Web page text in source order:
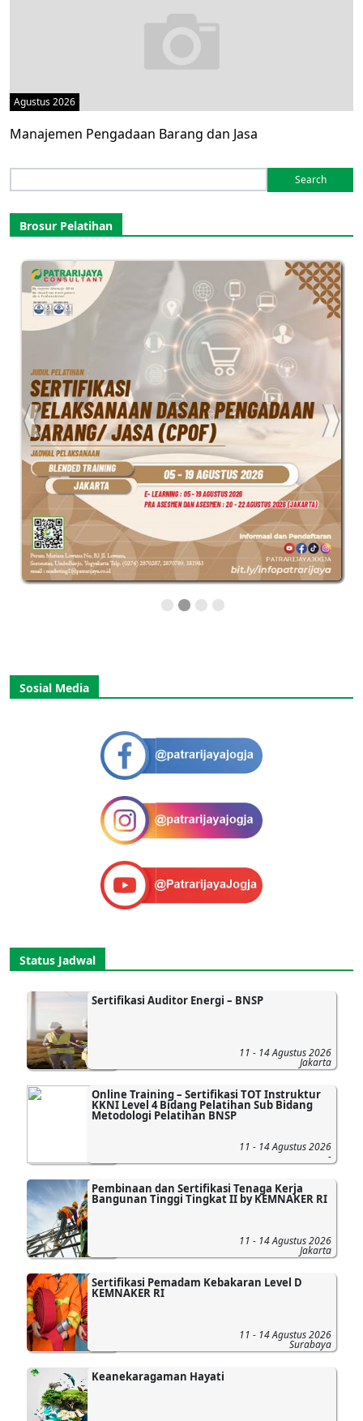
Agustus 2026
Manajemen Pengadaan Barang dan Jasa
for:
Brosur Pelatihan
Sosial Media
Status Jadwal
Sertifikasi Auditor Energi – BNSP
11 - 14 Agustus 2026
Jakarta
Online Training – Sertifikasi TOT Instruktur
KKNI Level 4 Bidang Pelatihan Sub Bidang
Metodologi Pelatihan BNSP
11 - 14 Agustus 2026
-
Pembinaan dan Sertifikasi Tenaga Kerja
Bangunan Tinggi Tingkat II by KEMNAKER RI
11 - 14 Agustus 2026
Jakarta
Sertifikasi Pemadam Kebakaran Level D
KEMNAKER RI
11 - 14 Agustus 2026
Surabaya
Keanekaragaman Hayati